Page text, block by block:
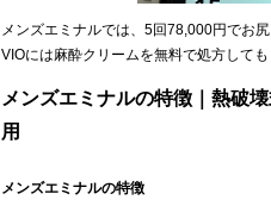
メンズエミナルでは、5回78,000円でお
VIOには麻酔クリームを無料で処方して
メンズエミナルの特徴｜熱破
用
メンズエミナルの特徴